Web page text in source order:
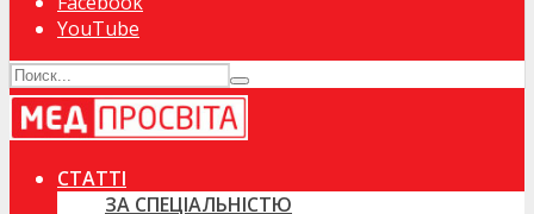
YouTube
СТАТТІ
ЗА СПЕЦІАЛЬНІСТЮ